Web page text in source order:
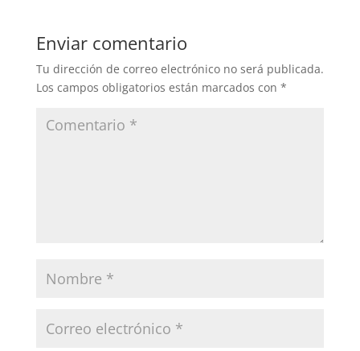
Enviar comentario
Tu dirección de correo electrónico no será publicada.
Los campos obligatorios están marcados con *